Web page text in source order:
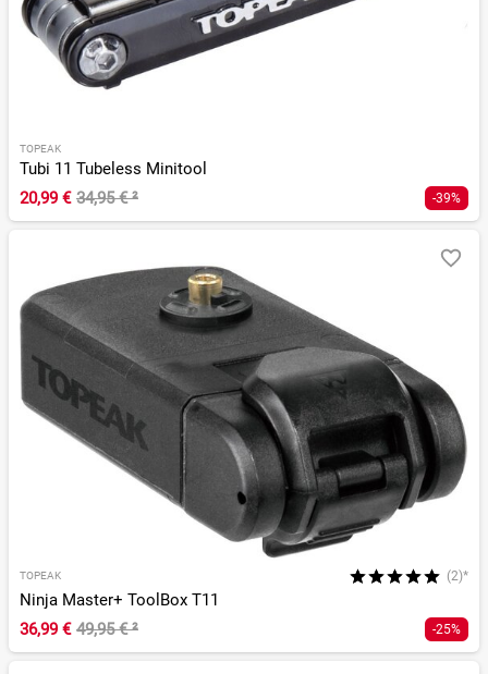
TOPEAK
Tubi 11 Tubeless Minitool
20,99 € 34,95 €² -39%
TOPEAK (2)*
Ninja Master+ ToolBox T11
36,99 € 49,95 €² -25%